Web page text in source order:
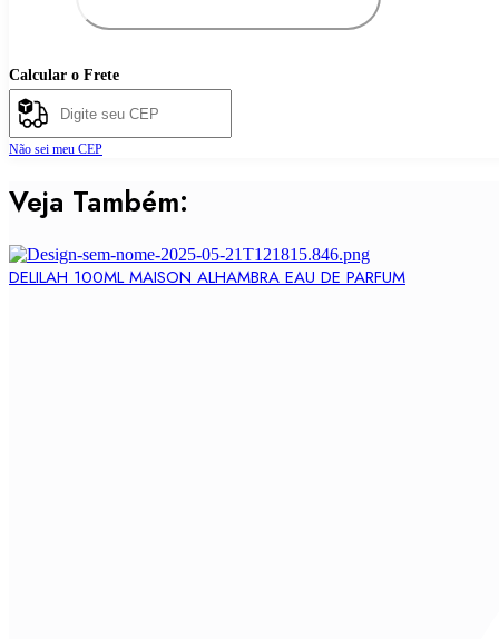
AVENUE
EXTRAIT
DE
PARFUM
quantidade
Calcular o Frete
Não sei meu CEP
Veja Também:
DELILAH 100ML MAISON ALHAMBRA EAU DE PARFUM